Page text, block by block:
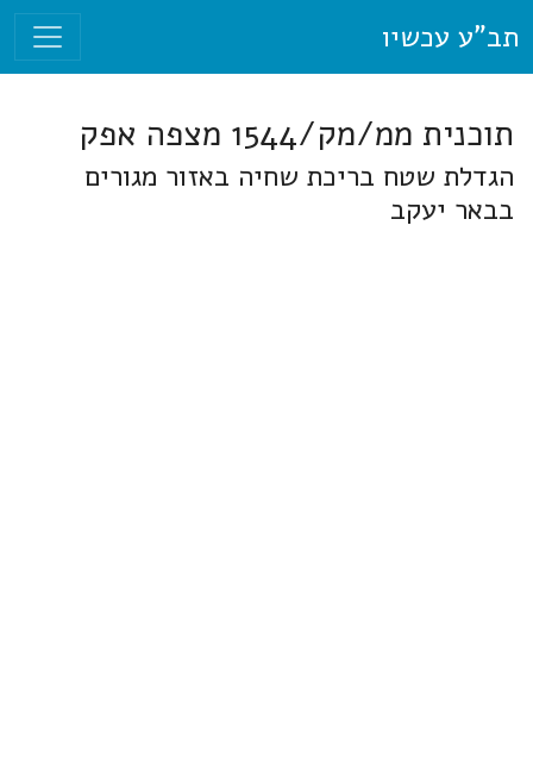
תב"ע עכשיו
תוכנית ממ/מק/1544 מצפה אפק
הגדלת שטח בריכת שחיה באזור מגורים
בבאר יעקב